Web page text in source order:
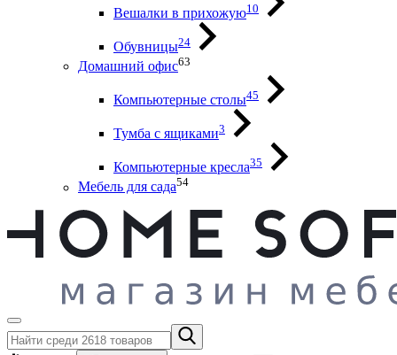
Вешалки в прихожую10
Обувницы24
Домашний офис63
Компьютерные столы45
Тумба с ящиками3
Компьютерные кресла35
Мебель для сада54